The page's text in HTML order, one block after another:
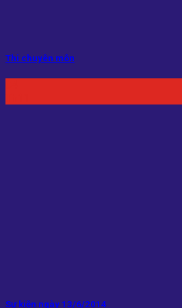
Thi chuyên môn
Sự kiện ngày 13/6/2014